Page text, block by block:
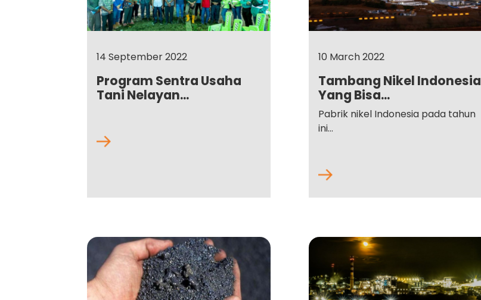
14 September 2022
Program Sentra Usaha
Tani Nelayan...
10 March 2022
Tambang Nikel Indonesia
Yang Bisa...
Pabrik nikel Indonesia pada tahun
ini...